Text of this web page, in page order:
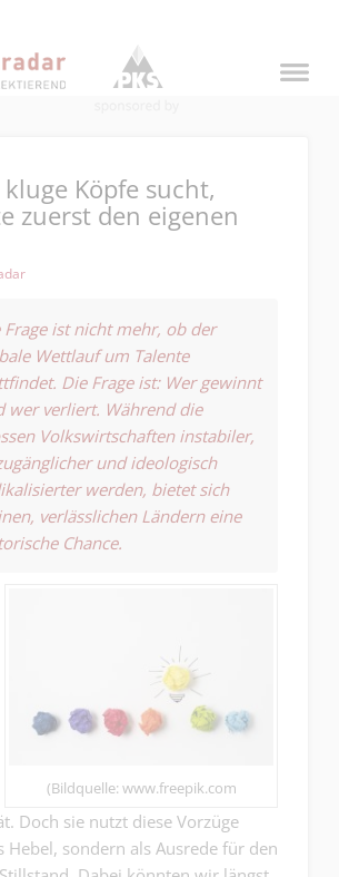
Köpfe sucht,
zuerst den eigenen
Frage ist nicht mehr, ob der
Wettlauf um Talente
Die Frage ist: Wer gewinnt
wer verliert. Während die
Volkswirtschaften instabiler,
und ideologisch
werden, bietet sich
verlässlichen Ländern eine
Chance.
(Bildquelle: www.freepik.com
Doch sie nutzt diese Vorzüge
Hebel, sondern als Ausrede für den